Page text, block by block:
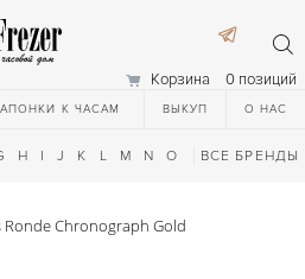
Корзина 0 позиций
К ЧАСАМ ВЫКУП О НАС
H I J K L M N O Q R S T
ВСЕ БРЕНДЫ
Ronde Chronograph Gold